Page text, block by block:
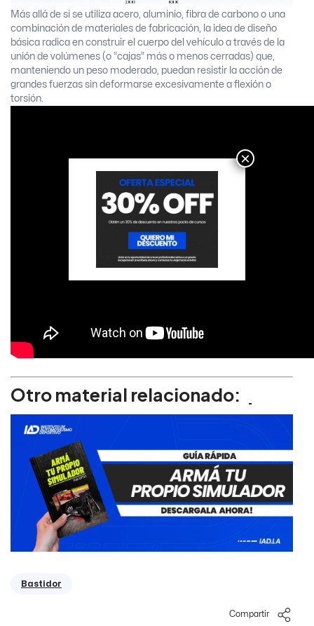
Más allá de si se utiliza acero, aluminio, fibra de carbono o una
combinación de materiales de fabricación, la idea de diseño
básica radica en construir el cuerpo del vehículo a través de la
unión de volúmenes (o “cajas” más o menos cerradas) que,
manteniendo un peso moderado, puedan resistir la acción de
grandes fuerzas sin deformarse excesivamente a flexión o
torsión.
Otro material relacionado:
Bastidor
Compartir
×